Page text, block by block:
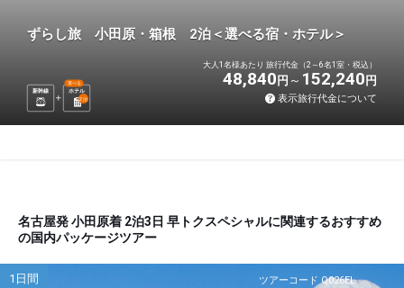
ずらし旅 小田原・箱根 2泊＜選べる宿・ホテル＞
新幹線 ホテル
選べる
2泊
大人1名様あたり 旅行代金（2～6名1室・税込）
48,840 円 152,240 円
表示旅行代金について
名古屋発 小田原着 2泊3日 早トクスペシャルに関連するおすすめ
の国内パッケージツアー
ツアーコード Q026EL
1日間